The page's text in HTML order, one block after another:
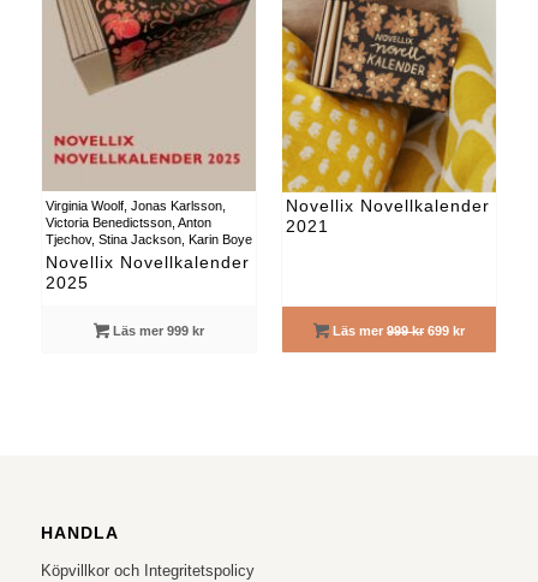
Virginia Woolf, Jonas Karlsson,
Victoria Benedictsson, Anton
Tjechov, Stina Jackson, Karin Boye
Novellix Novellkalender
2025
Läs mer 999 kr
Novellix Novellkalender
2021
Läs mer999 kr 699 kr
HANDLA
Köpvillkor och Integritetspolicy